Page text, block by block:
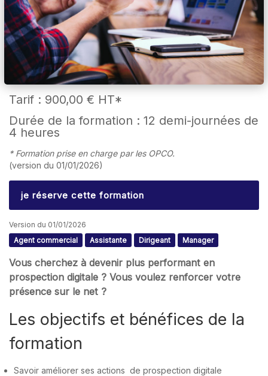
Tarif : 900,00 € HT*
Durée de la formation : 12 demi-journées de
4 heures
* Formation prise en charge par les OPCO.
(version du 01/01/2026)
je réserve cette formation
Version du 01/01/2026
Agent commercial
Assistante Dirigeant Manager
Vous cherchez à devenir plus performant en
prospection digitale ? Vous voulez renforcer votre
présence sur le net ?
Les objectifs et bénéfices de la
formation
Savoir améliorer ses actions de prospection digitale